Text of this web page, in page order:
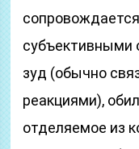
субъективными
зуд (обычно
реакциями),
отделяемое из